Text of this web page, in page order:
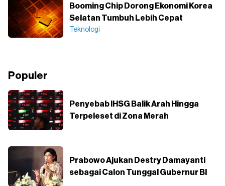
Booming Chip Dorong Ekonomi Korea
Selatan Tumbuh Lebih Cepat
Teknologi
Populer
Penyebab IHSG Balik Arah Hingga
Terpeleset di Zona Merah
Prabowo Ajukan Destry Damayanti
sebagai Calon Tunggal Gubernur BI